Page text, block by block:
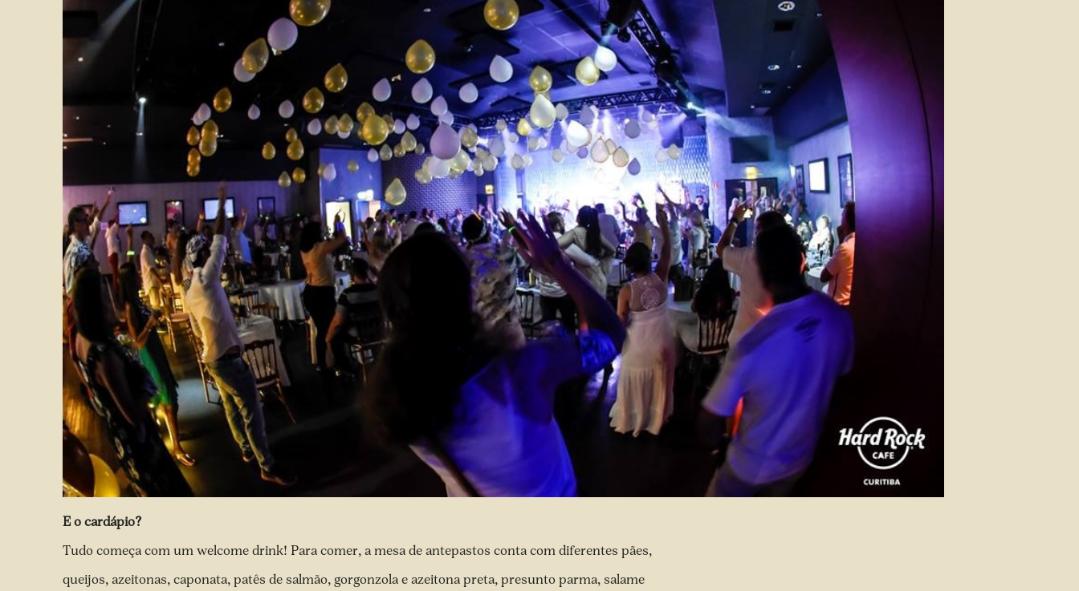
E o cardápio?
Tudo começa com um welcome drink! Para comer, a mesa de antepastos conta com diferentes pães,
queijos, azeitonas, caponata, patês de salmão, gorgonzola e azeitona preta, presunto parma, salame